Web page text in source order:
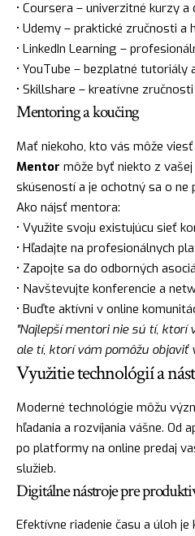
• Coursera – univerzitné kurzy a
• Udemy – praktické zručnosti a
• LinkedIn Learning –
• YouTube – bezplatné tutoriály
• Skillshare – kreatívne zručnosti
Mentoring a koučing
Mať niekoho, kto vás môže
Mentor môže byť niekto z
skúseností a je ochotný sa o ne
Ako nájsť mentora:
• Využite svoju existujúcu sieť
• Hľadajte na profesionálnych
• Zapojte sa do odborných
• Navštevujte konferencie a
• Buďte aktívni v online
"Najlepší mentori nie sú tí, ktorí
ale tí, ktorí vám pomôžu objaviť
Využitie technológií a
Moderné technológie môžu
hľadania a rozvíjania vášne. Od
po platformy na online predaj
služieb.
Digitálne nástroje pre
Efektívne riadenie času a úloh